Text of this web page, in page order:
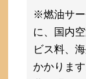
※燃油サー
に、国内
ビス料、
かかりま